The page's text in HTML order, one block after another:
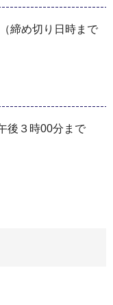
締め切り⽇時まで
後３時00分まで